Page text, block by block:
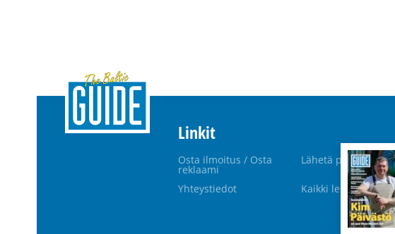
Linkit
Osta ilmoitus / Osta
reklaami
Lähetä palaute
Yhteystiedot Kaikki lehdet